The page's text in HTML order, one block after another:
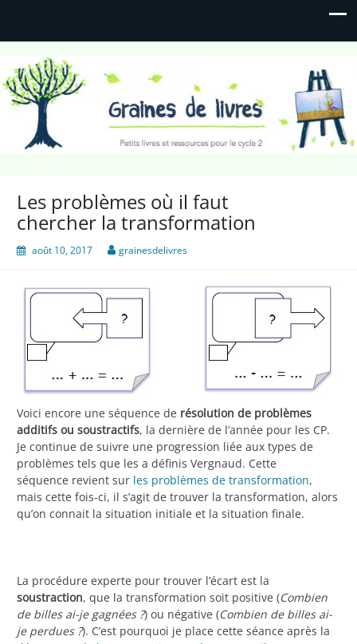
Graines de livres
Petits livres et ressources pour le cycle 2
Les problèmes où il faut
chercher la transformation
août 10, 2017 grainesdelivres
Voici encore une séquence de résolution de problèmes
additifs ou soustractifs, la dernière de l’année pour les CP.
Je continue de suivre une progression liée aux types de
problèmes tels que les a définis Vergnaud. Cette
séquence revient sur les problèmes de transformation,
mais cette fois-ci, il s’agit de trouver la transformation, alors
qu’on connait la situation initiale et la situation finale.
La procédure experte pour trouver l’écart est la
soustraction, que la transformation soit positive (Combien
de billes ai-je gagnées ?) ou négative (Combien de billes ai-
je perdues ?). C’est pourquoi je place cette séance après la